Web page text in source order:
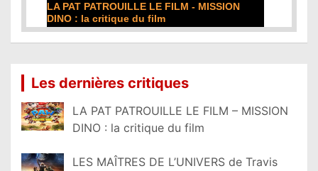
LA PAT PATROUILLE LE FILM - MISSION
DINO : la critique du film
Les dernières critiques
LA PAT PATROUILLE LE FILM – MISSION
DINO : la critique du film
LES MAÎTRES DE L’UNIVERS de Travis